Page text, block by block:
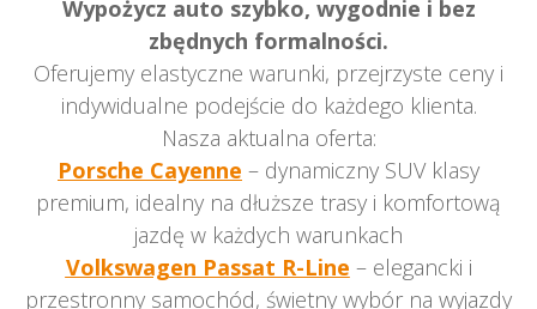
Wypożycz auto szybko, wygodnie i bez
zbędnych formalności.
Oferujemy elastyczne warunki, przejrzyste ceny i
indywidualne podejście do każdego klienta.
Nasza aktualna oferta:
Porsche Cayenne – dynamiczny SUV klasy
premium, idealny na dłuższe trasy i komfortową
jazdę w każdych warunkach
Volkswagen Passat R-Line – elegancki i
przestronny samochód, świetny wybór na wyjazdy